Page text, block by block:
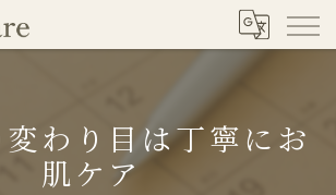
わり目は丁寧にお
肌ケア